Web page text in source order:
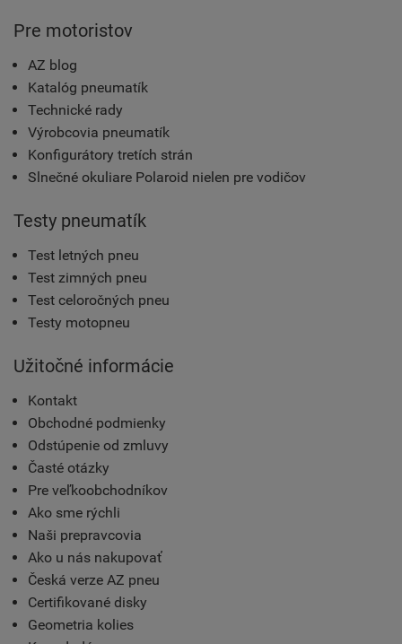
Pre motoristov
AZ blog
Katalóg pneumatík
Technické rady
Výrobcovia pneumatík
Konfigurátory tretích strán
Slnečné okuliare Polaroid nielen pre vodičov
Testy pneumatík
Test letných pneu
Test zimných pneu
Test celoročných pneu
Testy motopneu
Užitočné informácie
Kontakt
Obchodné podmienky
Odstúpenie od zmluvy
Časté otázky
Pre veľkoobchodníkov
Ako sme rýchli
Naši prepravcovia
Ako u nás nakupovať
Česká verze AZ pneu
Certifikované disky
Geometria kolies